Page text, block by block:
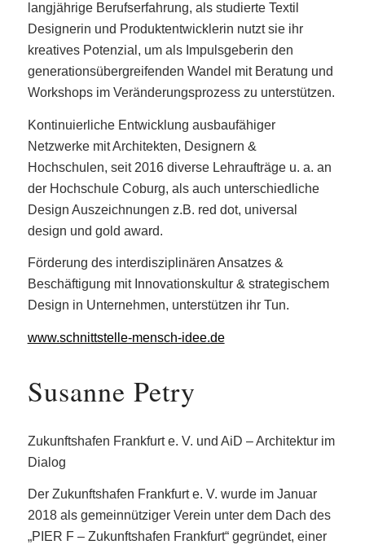
langjährige Berufserfahrung, als studierte Textil
Designerin und Produktentwicklerin nutzt sie ihr
kreatives Potenzial, um als Impulsgeberin den
generationsübergreifenden Wandel mit Beratung und
Workshops im Veränderungsprozess zu unterstützen.
Kontinuierliche Entwicklung ausbaufähiger
Netzwerke mit Architekten, Designern &
Hochschulen, seit 2016 diverse Lehraufträge u. a. an
der Hochschule Coburg, als auch unterschiedliche
Design Auszeichnungen z.B. red dot, universal
design und gold award.
Förderung des interdisziplinären Ansatzes &
Beschäftigung mit Innovationskultur & strategischem
Design in Unternehmen, unterstützen ihr Tun.
www.schnittstelle-mensch-idee.de
Susanne Petry
Zukunftshafen Frankfurt e. V. und AiD – Architektur im
Dialog
Der Zukunftshafen Frankfurt e. V. wurde im Januar
2018 als gemeinnütziger Verein unter dem Dach des
„PIER F – Zukunftshafen Frankfurt“ gegründet, einer